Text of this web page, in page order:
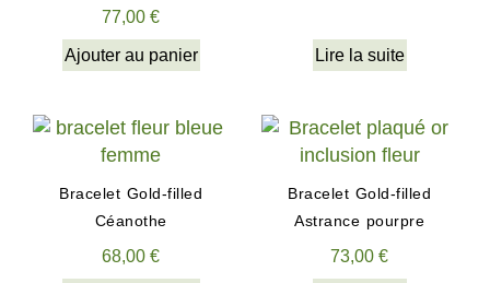
77,00 €
Ajouter au panier Lire la suite
Bracelet Gold-filled
Céanothe
68,00 €
Bracelet Gold-filled
Astrance pourpre
73,00 €